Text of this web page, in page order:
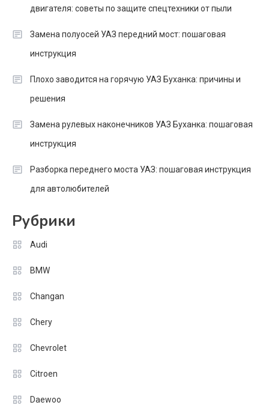
двигателя: советы по защите спецтехники от пыли
Замена полуосей УАЗ передний мост: пошаговая
инструкция
Плохо заводится на горячую УАЗ Буханка: причины и
решения
Замена рулевых наконечников УАЗ Буханка: пошаговая
инструкция
Разборка переднего моста УАЗ: пошаговая инструкция
для автолюбителей
Рубрики
Audi
BMW
Changan
Chery
Chevrolet
Citroen
Daewoo